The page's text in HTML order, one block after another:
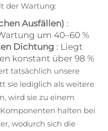
der Wartung:
Ausfällen) :
um 40–60 %
Dichtung : Liegt
konstant über 98 %
tatsächlich unsere
sie lediglich als weitere
wird sie zu einem
halten bei
wodurch sich die